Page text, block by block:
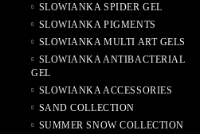
SLOWIANKA SPIDER GEL
SLOWIANKA PIGMENTS
SLOWIANKA MULTI ART GELS
SLOWIANKA ANTIBACTERIAL
GEL
SLOWIANKA ACCESSORIES
SAND COLLECTION
SUMMER SNOW COLLECTION